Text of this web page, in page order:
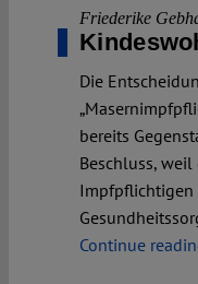
Friederike
Die
bereits
Beschluss,
Impfpflichtigen
Continue